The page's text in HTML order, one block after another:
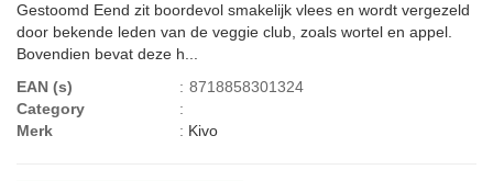
Gestoomd Eend zit boordevol smakelijk vlees en wordt vergezeld
door bekende leden van de veggie club, zoals wortel en appel.
Bovendien bevat deze h...
EAN (s)
: 8718858301324
Category
:
Merk
: Kivo